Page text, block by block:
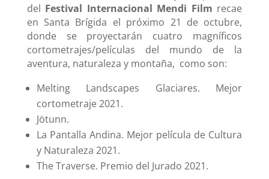
del Festival Internacional Mendi Film recae
en Santa Brígida el próximo 21 de octubre,
donde se proyectarán cuatro magníficos
cortometrajes/películas del mundo de la
aventura, naturaleza y montaña, como son:
Melting Landscapes Glaciares. Mejor
cortometraje 2021.
Jötunn.
La Pantalla Andina. Mejor película de Cultura
y Naturaleza 2021.
The Traverse. Premio del Jurado 2021.